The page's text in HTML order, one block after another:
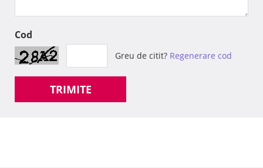
Cod
Greu de citit? Regenerare cod
TRIMITE